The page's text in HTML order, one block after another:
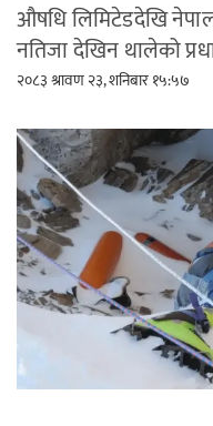
औषधि लिमिटेडदेखि
नतिजा देखिन थालेको
२०८३ श्रावण २३, शनिबार १५:५७